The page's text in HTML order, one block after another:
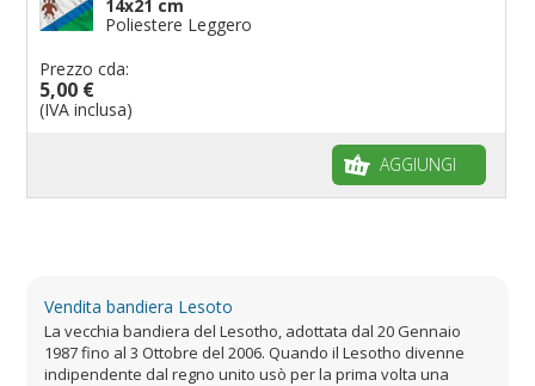
14x21 cm
Poliestere Leggero
Prezzo cda:
5,00 €
(IVA inclusa)
AGGIUNGI
Vendita bandiera Lesoto
La vecchia bandiera del Lesotho, adottata dal 20 Gennaio
1987 fino al 3 Ottobre del 2006. Quando il Lesotho divenne
indipendente dal regno unito usò per la prima volta una